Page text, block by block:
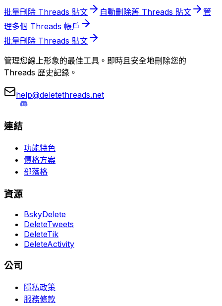
批量刪除 Threads 貼文 自動刪除舊 Threads 貼文
管
理多個 Threads 帳戶
批量刪除 Threads 貼文
管理您線上形象的最佳工具。即時且安全地刪除您的
Threads 歷史記錄。
help@deletethreads.net
連結
功能特色
價格方案
部落格
資源
BskyDelete
DeleteTweets
DeleteTik
DeleteActivity
公司
隱私政策
服務條款